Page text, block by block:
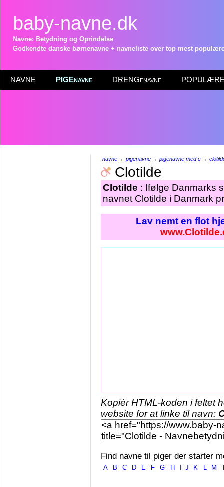
baby-navne.dk
Navne: Betydning og Oprindelse
Godkendte danske børnenavne + navneliste over top mest
NAVNE PIGEnavne DRENGenavne POPULÆRE
navne→ pigenavne→ pigenavne med c→
Clotilde
Clotilde : Ifølge Danmarks
navnet Clotilde i Danmark
Lav nemt en flot
Kopiér HTML-koden i feltet
website for at linke til navn:
Find navne til piger der starter
A B C D E F G H J K L M